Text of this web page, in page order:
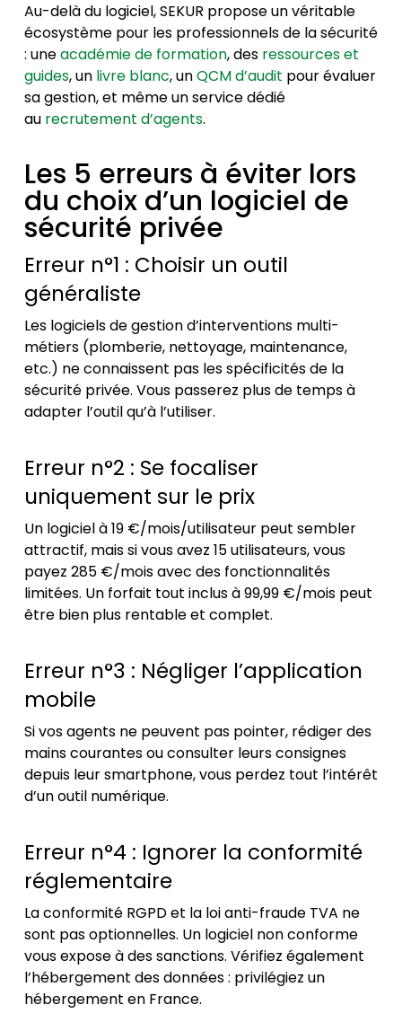
Au-delà du logiciel, SEKUR propose un véritable
écosystème pour les professionnels de la sécurité
: uneacadémie de formation, des ressources et
guides, un livre blanc, unQCM d’audit pour évaluer
sa gestion, et même un service dédié
au recrutement d’agents.
Les 5 erreurs à éviter lors
du choix d’un logiciel de
sécurité privée
Erreur n°1 : Choisir un outil
généraliste
Les logiciels de gestion d’interventions multi-
métiers (plomberie, nettoyage, maintenance,
etc.) ne connaissent pas les spécificités de la
sécurité privée. Vous passerez plus de temps à
adapter l’outil qu’à l’utiliser.
Erreur n°2 : Se focaliser
uniquement sur le prix
Un logiciel à 19 €/mois/utilisateur peut sembler
attractif, mais si vous avez 15 utilisateurs, vous
payez 285 €/mois avec des fonctionnalités
limitées. Un forfait tout inclus à 99,99 €/mois peut
être bien plus rentable et complet.
Erreur n°3 : Négliger l’application
mobile
Si vos agents ne peuvent pas pointer, rédiger des
mains courantes ou consulter leurs consignes
depuis leur smartphone, vous perdez tout l’intérêt
d’un outil numérique.
Erreur n°4 : Ignorer la conformité
réglementaire
La conformité RGPD et la loi anti-fraude TVA ne
sont pas optionnelles. Un logiciel non conforme
vous expose à des sanctions. Vérifiez également
l’hébergement des données : privilégiez un
hébergement en France.